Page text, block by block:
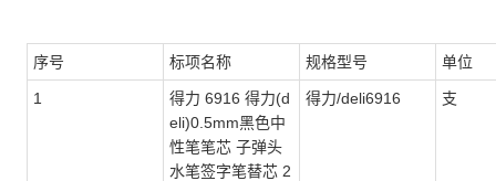
序号 标项名称 规格型号 单位
1
得力 6916 得力(d
eli)0.5mm黑色中
性笔笔芯 子弹头
水笔签字笔替芯 2
得力/deli6916 支